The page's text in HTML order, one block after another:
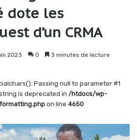
dote les
d’un CRMA
2023 0 3 minutes de lecture
Passing null to parameter #1
is deprecated in /htdocs/wp-
on line 4650